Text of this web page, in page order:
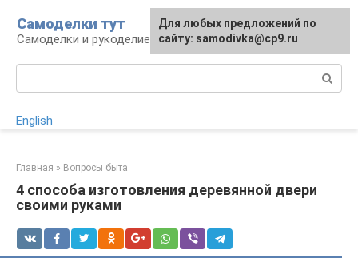
контенту
Самоделки тут
Самоделки и рукоделие для дома и участка
English
Главная » Вопросы быта
4 способа изготовления деревянной двери
своими руками
Для любых предложений по
сайту: samodivka@cp9.ru